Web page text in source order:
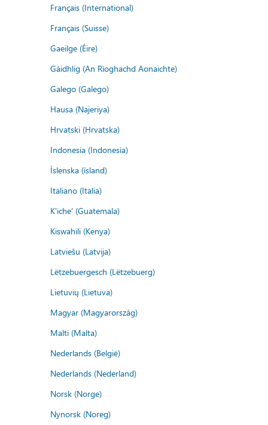
Français (International)
Français (Suisse)
Gaeilge (Éire)
Gàidhlig (An Rìoghachd Aonaichte)
Galego (Galego)
Hausa (Najeriya)
Hrvatski (Hrvatska)
Indonesia (Indonesia)
Íslenska (ísland)
Italiano (Italia)
K'iche' (Guatemala)
Kiswahili (Kenya)
Latviešu (Latvija)
Lëtzebuergesch (Lëtzebuerg)
Lietuvių (Lietuva)
Magyar (Magyarország)
Malti (Malta)
Nederlands (België)
Nederlands (Nederland)
Norsk (Norge)
Nynorsk (Noreg)